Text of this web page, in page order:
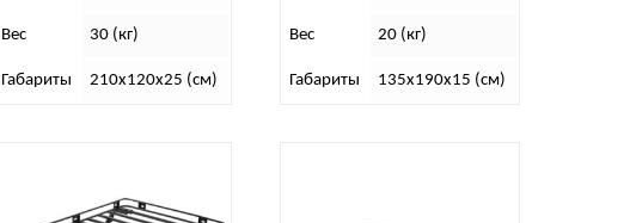
Вес 30 (кг)
Габариты 210х120х25 (см)
Вес 20 (кг)
Габариты 135х190х15 (см)